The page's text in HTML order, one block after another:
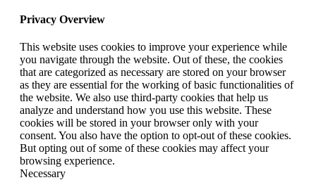
Privacy Overview
This website uses cookies to improve your experience while
you navigate through the website. Out of these, the cookies
that are categorized as necessary are stored on your browser
as they are essential for the working of basic functionalities of
the website. We also use third-party cookies that help us
analyze and understand how you use this website. These
cookies will be stored in your browser only with your
consent. You also have the option to opt-out of these cookies.
But opting out of some of these cookies may affect your
browsing experience.
Necessary